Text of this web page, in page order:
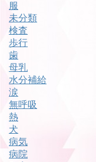
服
未分類
検査
歩行
歯
母乳
水分補給
涙
無呼吸
熱
犬
病気
病院